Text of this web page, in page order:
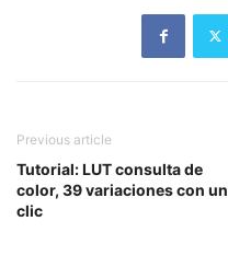
Previous article
Tutorial: LUT consulta de
color, 39 variaciones con un
clic